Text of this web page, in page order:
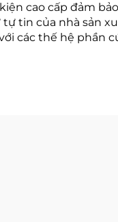
cao cấp đảm
tin của nhà sản
các thế hệ phần